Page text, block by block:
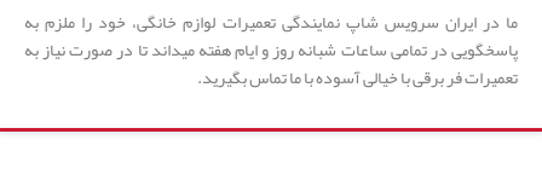
ما در ایران سرویس شاپ نمایندگی تعمیرات لوازم خانگی، خود را ملزم به
پاسخگویی در تمامی ساعات شبانه روز و ایام هفته میداند تا در صورت نیاز به
تعمیرات فر برقی با خیالی آسوده با ما تماس بگیرید.